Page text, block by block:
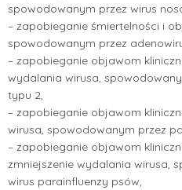
spowodowanym przez wirus
– zapobieganie śmiertelności i
spowodowanym przez
– zapobieganie objawom
wydalania wirusa,
typu 2,
– zapobieganie objawom
wirusa, spowodowanym przez
– zapobieganie objawom
zmniejszenie wydalania wirusa,
wirus parainfluenzy psów,